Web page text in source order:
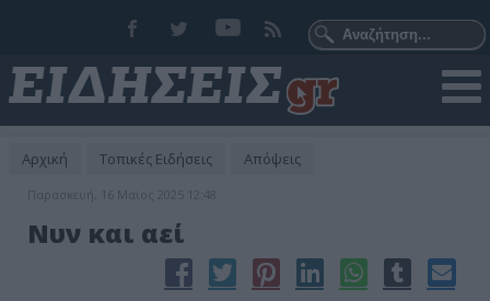
Αρχική Τοπικές Ειδήσεις Απόψεις
Παρασκευή, 16 Μαϊος 2025 12:48
Νυν και αεί